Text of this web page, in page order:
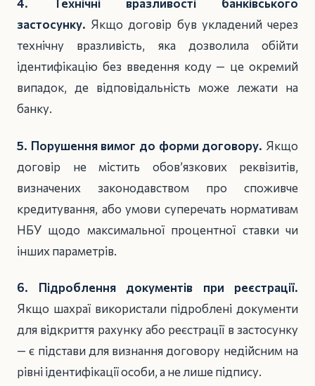
застосунку. Якщо договір був укладений через
технічну вразливість, яка дозволила обійти
ідентифікацію без введення коду — це окремий
випадок, де відповідальність може лежати на
банку.
5. Порушення вимог до форми договору. Якщо
договір не містить обов’язкових реквізитів,
визначених законодавством про споживче
кредитування, або умови суперечать нормативам
НБУ щодо максимальної процентної ставки чи
інших параметрів.
6. Підроблення документів при реєстрації.
Якщо шахраї використали підроблені документи
для відкриття рахунку або реєстрації в застосунку
— є підстави для визнання договору недійсним на
рівні ідентифікації особи, а не лише підпису.